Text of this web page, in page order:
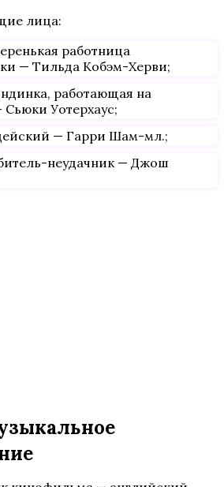
лица:
работница
— Тильда Кобэм-Херви;
работающая на
Сьюки Уотерхаус;
— Гарри Шам-мл.;
неудачник — Джош